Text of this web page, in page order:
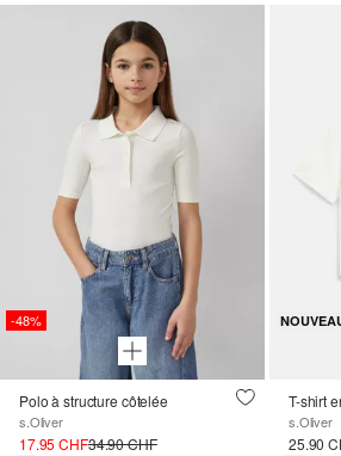
-48%
Polo à structure côtelée
s.Oliver
17.95 CHF34.90 CHF
s.Oliver
25.90